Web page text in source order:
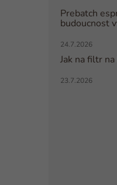
Prebatch
budoucnost
24.7.2026
Jak na filtr
23.7.2026